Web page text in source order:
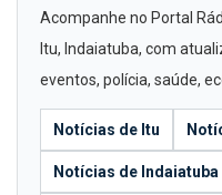
Acompanhe no Portal
Itu, Indaiatuba, com
eventos, polícia, saúde,
Notícias de Itu
Notícias de Indaiatuba